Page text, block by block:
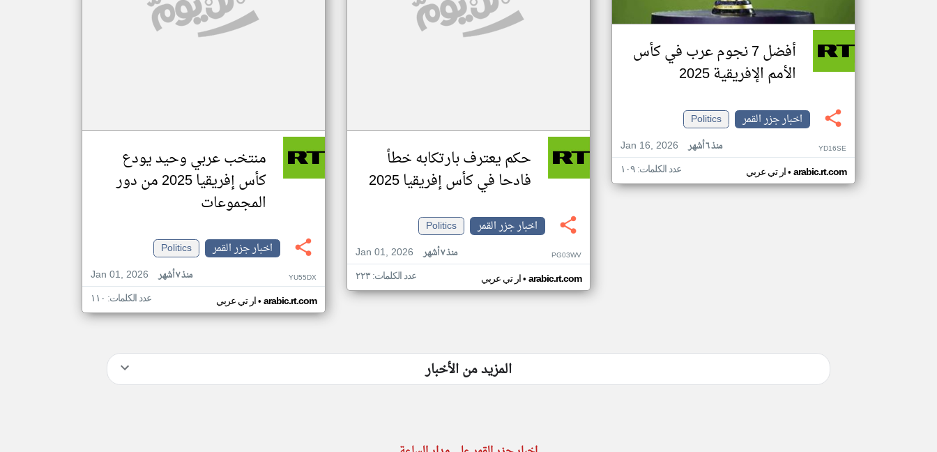
أفضل 7 نجوم عرب في كأس
الأمم الإفريقية 2025
اخبار جزر القمر
Politics
Jan 16, 2026
منذ ٦ أشهر YD16SE
ار تي عربي• arabic.rt.com عدد الكلمات: ١٠٩
حكم يعترف بارتكابه خطأ
فادحا في كأس إفريقيا 2025
اخبار جزر القمر
Politics
Jan 01, 2026
منذ ٧ أشهر PG03WV
ار تي عربي• arabic.rt.com عدد الكلمات: ٢٢٣
منتخب عربي وحيد يودع
كأس إفريقيا 2025 من دور
المجموعات
اخبار جزر القمر
Politics
Jan 01, 2026
منذ ٧ أشهر YU55DX
ار تي عربي• arabic.rt.com عدد الكلمات: ١١٠
المزيد من الأخبار